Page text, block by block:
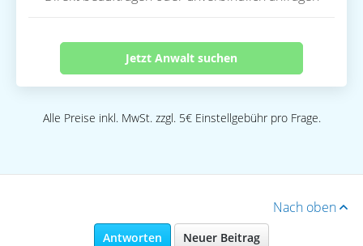
Jetzt Anwalt suchen
Alle Preise inkl. MwSt. zzgl. 5€ Einstellgebühr pro Frage.
Nach oben
Antworten Neuer Beitrag